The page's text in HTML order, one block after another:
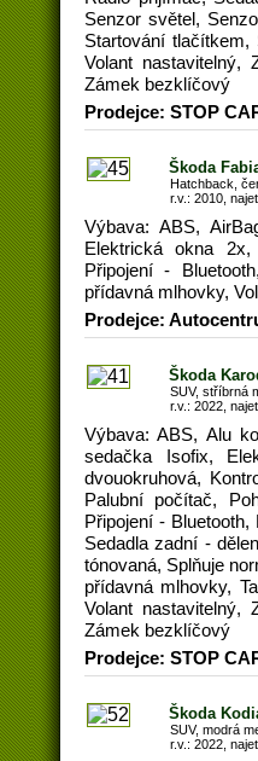
Senzor světel,
Startování tlačítkem,
Volant nastavitelný,
Zámek bezklíčový
Prodejce: STOP
Škoda
Hatchback,
r.v.: 2010,
Výbava: ABS,
Elektrická okna 2x,
Připojení -
přídavná mlhovky,
Prodejce:
Škoda
SUV, stříbrná
r.v.: 2022,
Výbava: ABS, Alu
sedačka Isofix,
dvouokruhová,
Palubní počítač,
Připojení -
Sedadla zadní -
tónovaná, Splňuje
přídavná mlhovky,
Volant nastavitelný,
Zámek bezklíčový
Prodejce: STOP
Škoda
SUV, modrá
r.v.: 2022,